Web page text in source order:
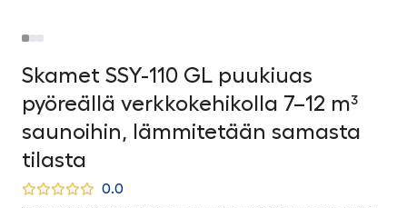
Skamet SSY-110 GL puukiuas
pyöreällä verkkokehikolla 7–12 m³
saunoihin, lämmitetään samasta
tilasta
0.0